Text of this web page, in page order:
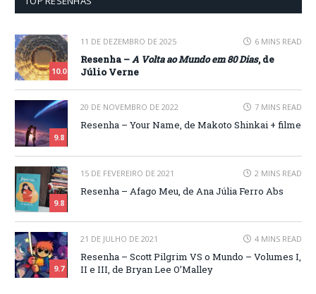
10.0
11 DE DEZEMBRO DE 2025 6 MINS READ
Resenha –A Volta ao Mundo em 80 Dias, de
Júlio Verne
9.8
20 DE NOVEMBRO DE 2022 7 MINS READ
Resenha – Your Name, de Makoto Shinkai + filme
9.8
15 DE FEVEREIRO DE 2021 2 MINS READ
Resenha – Afago Meu, de Ana Júlia Ferro Abs
9.7
21 DE JULHO DE 2021 4 MINS READ
Resenha – Scott Pilgrim VS o Mundo – Volumes I,
II e III, de Bryan Lee O’Malley